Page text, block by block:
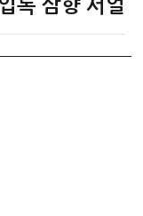
록 삼향 서얼